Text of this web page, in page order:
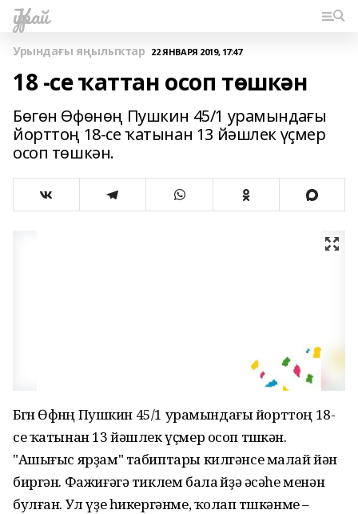
Ҡурай
Урындағы яңылыҡтар 22 ЯНВАРЯ 2019, 17:47
18 -се ҡаттан осоп төшкән
Бөгөн Өфөнөң Пушкин 45/1 урамындағы
йорттоң 18-се ҡатынан 13 йәшлек үҫмер
осоп төшкән.
Бөгөн Өфөнөң Пушкин 45/1 урамындағы йорттоң 18-
се ҡатынан 13 йәшлек үҫмер осоп төшкән.
"Ашығыс ярҙам" табиптары килгәнсе малай йән
биргән. Фажиғәгә тиклем бала өйҙә әсәһе менән
булған. Ул үҙе һикергәнме, ҡолап төшкәнме –